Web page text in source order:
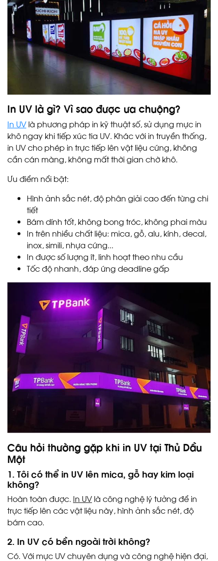
In UV là gì? Vì sao được ưa chuộng?
In UV là phương pháp in kỹ thuật số, sử dụng mực in
khô ngay khi tiếp xúc tia UV. Khác với in truyền thống,
in UV cho phép in trực tiếp lên vật liệu cứng, không
cần cán màng, không mất thời gian chờ khô.
Ưu điểm nổi bật:
Hình ảnh sắc nét, độ phân giải cao đến từng chi
tiết
Bám dính tốt, không bong tróc, không phai màu
In trên nhiều chất liệu: mica, gỗ, alu, kính, decal,
inox, simili, nhựa cứng...
In được số lượng ít, linh hoạt theo nhu cầu
Tốc độ nhanh, đáp ứng deadline gấp
Câu hỏi thường gặp khi in UV tại Thủ Dầu
Một
1. Tôi có thể in UV lên mica, gỗ hay kim loại
không?
Hoàn toàn được. In UV là công nghệ lý tưởng để in
trực tiếp lên các vật liệu này, hình ảnh sắc nét, độ
bám cao.
2. In UV có bền ngoài trời không?
Có. Với mực UV chuyên dụng và công nghệ hiện đại,